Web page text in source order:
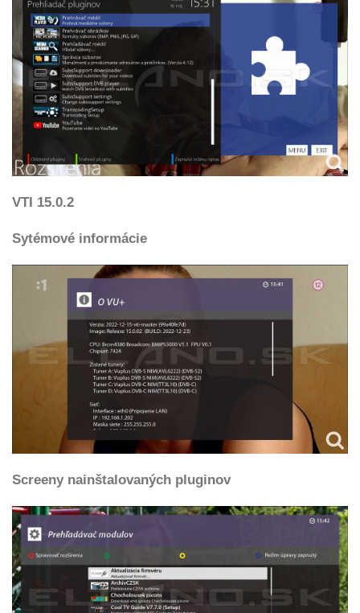
VTI 15.0.2
Sytémové informácie
Screeny nainštalovaných pluginov